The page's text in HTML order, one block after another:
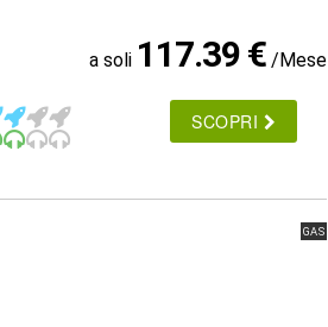
a soli 117.39 € /Mese
SCOPRI
GAS